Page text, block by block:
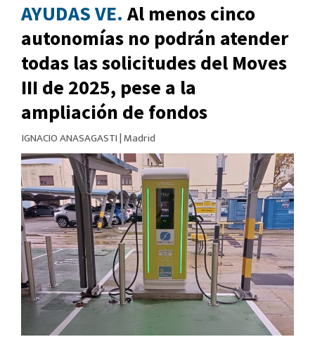
AYUDAS VE. Al menos cinco
autonomías no podrán atender
todas las solicitudes del Moves
III de 2025, pese a la
ampliación de fondos
IGNACIO ANASAGASTI|Madrid